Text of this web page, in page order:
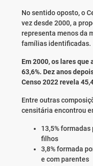
No sentido oposto, o
vez desde 2000, a
representa menos da
famílias identificadas.
Em 2000, os lares
63,6%. Dez anos
Censo 2022 revela
Entre outras
censitária encontrou
13,5%
filhos
3,8% formada
e com parentes